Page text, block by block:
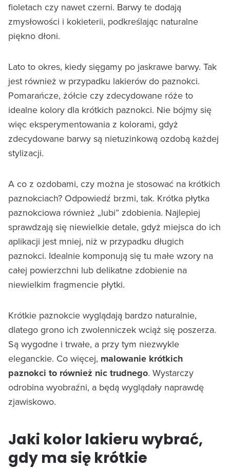
fioletach czy nawet czerni. Barwy te dodają
zmysłowości i kokieterii, podkreślając naturalne
piękno dłoni.
Lato to okres, kiedy sięgamy po jaskrawe barwy. Tak
jest również w przypadku lakierów do paznokci.
Pomarańcze, żółcie czy zdecydowane róże to
idealne kolory dla krótkich paznokci. Nie bójmy się
więc eksperymentowania z kolorami, gdyż
zdecydowane barwy są nietuzinkową ozdobą każdej
stylizacji.
A co z ozdobami, czy można je stosować na krótkich
paznokciach? Odpowiedź brzmi, tak. Krótka płytka
paznokciowa również „lubi” zdobienia. Najlepiej
sprawdzają się niewielkie detale, gdyż miejsca do ich
aplikacji jest mniej, niż w przypadku długich
paznokci. Idealnie komponują się tu małe wzory na
całej powierzchni lub delikatne zdobienie na
niewielkim fragmencie płytki.
Krótkie paznokcie wyglądają bardzo naturalnie,
dlatego grono ich zwolenniczek wciąż się poszerza.
Są wygodne i trwałe, a przy tym niezwykle
eleganckie. Co więcej, malowanie krótkich
paznokci to również nic trudnego. Wystarczy
odrobina wyobraźni, a będą wyglądały naprawdę
zjawiskowo.
Jaki kolor lakieru wybrać,
gdy ma się krótkie